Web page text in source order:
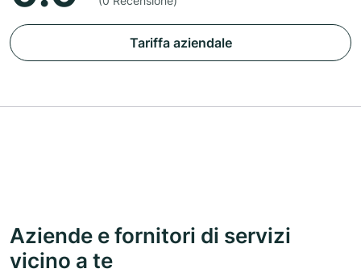
Tariffa aziendale
Aziende e fornitori di servizi
vicino a te